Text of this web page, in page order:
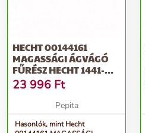
HECHT 00144161
MAGASSÁGI ÁGVÁGÓ
FŰRÉSZ HECHT 1441-
HEZ
23 996 Ft
Pepita
Hasonlók, mint Hecht